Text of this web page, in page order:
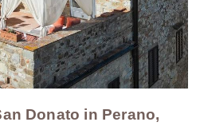
Donato in Perano,